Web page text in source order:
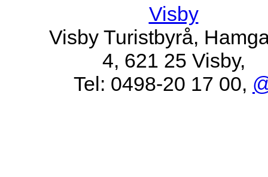
Visby
Visby Turistbyrå,
4, 621 25 Visby,
Tel: 0498-20 17 00,